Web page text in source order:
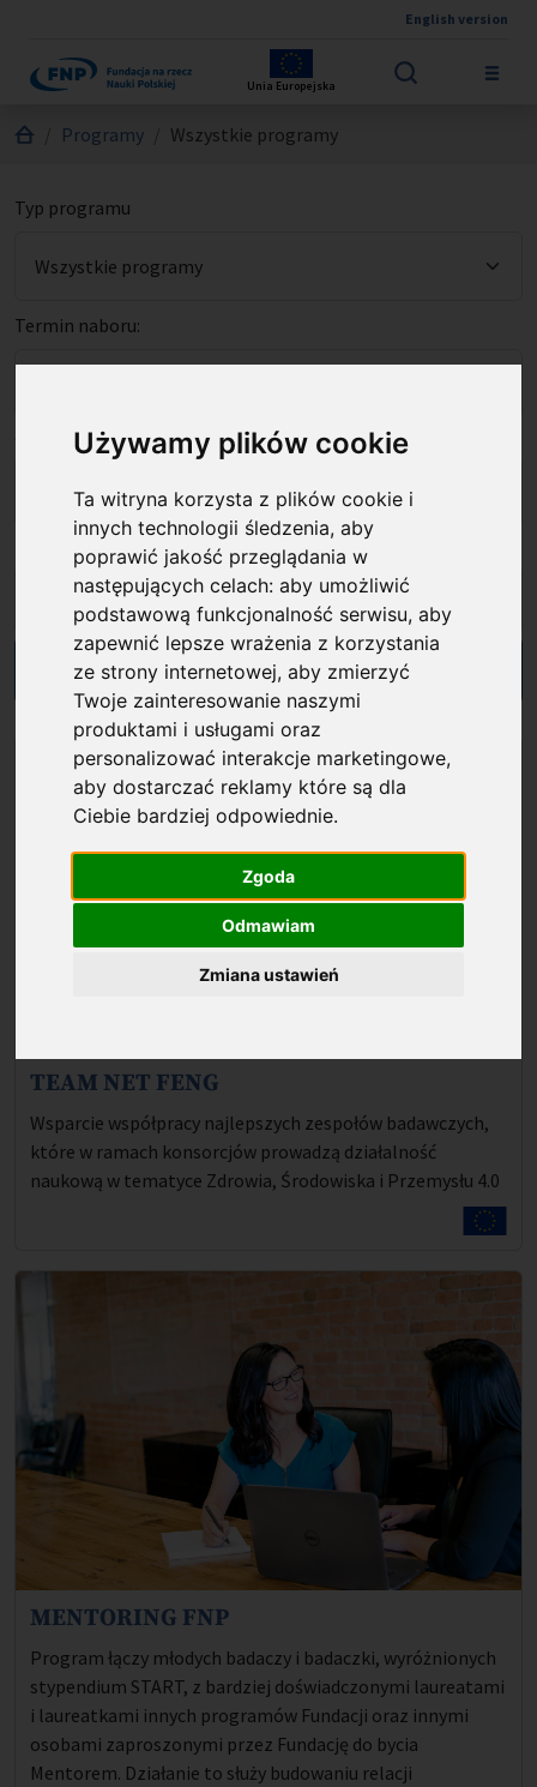
Używamy plików cookie
Ta witryna korzysta z plików cookie i
innych technologii śledzenia, aby
poprawić jakość przeglądania w
następujących celach:aby umożliwić
podstawową funkcjonalność serwisu,aby
zapewnić lepsze wrażenia z korzystania
ze strony internetowej,aby zmierzyć
Twoje zainteresowanie naszymi
produktami i usługami oraz
personalizować interakcje marketingowe,
aby dostarczać reklamy które są dla
Ciebie bardziej odpowiednie.
Zgoda
Odmawiam
Zmiana ustawień
English version
Unia Europejska
Jesteś tutaj:
Programy Wszystkie programy
Typ programu
Termin naboru:
Źródło finansowania:
Nazwa programu:
TEAM NET FENG
Opis projektu:
Wsparcie współpracy najlepszych zespołów badawczych,
które w ramach konsorcjów prowadzą działalność
naukową w tematyce Zdrowia, Środowiska i Przemysłu 4.0
MENTORING FNP
Opis projektu:
Program łączy młodych badaczy i badaczki, wyróżnionych
stypendium START, z bardziej doświadczonymi laureatami
i laureatkami innych programów Fundacji oraz innymi
osobami zaproszonymi przez Fundację do bycia
Mentorem. Działanie to służy budowaniu relacji